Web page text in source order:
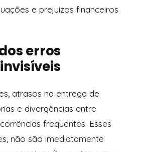
e prejuízos financeiros
erros
atrasos na entrega de
e divergências entre
frequentes. Esses
não são imediatamente